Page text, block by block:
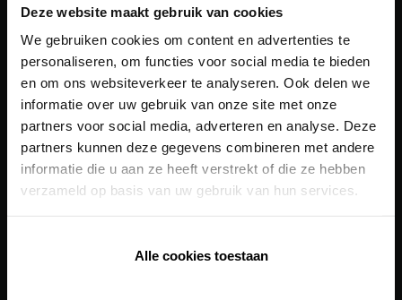
Deze website maakt gebruik van cookies
We gebruiken cookies om content en advertenties te
personaliseren, om functies voor social media te bieden
en om ons websiteverkeer te analyseren. Ook delen we
informatie over uw gebruik van onze site met onze
partners voor social media, adverteren en analyse. Deze
partners kunnen deze gegevens combineren met andere
informatie die u aan ze heeft verstrekt of die ze hebben
verzameld op basis van uw gebruik van hun services.
Alle cookies toestaan
Outdoor
Ventilatie
Verwarming/Koeling
Zonwering
Building automation
Onzetotaaloplossingen
Healthy Apartment Concept